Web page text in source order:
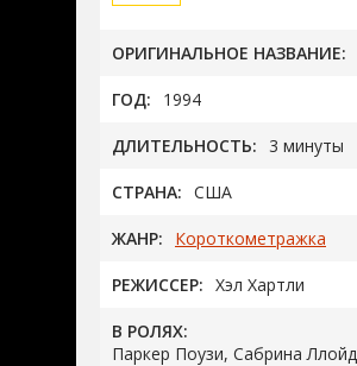
ОРИГИНАЛЬНОЕ НАЗВАНИЕ:
ГОД: 1994
ДЛИТЕЛЬНОСТЬ: 3 минуты
СТРАНА: США
ЖАНР: Короткометражка
РЕЖИССЕР: Хэл Хартли
В РОЛЯХ:
Паркер Поузи, Сабрина Ллойд